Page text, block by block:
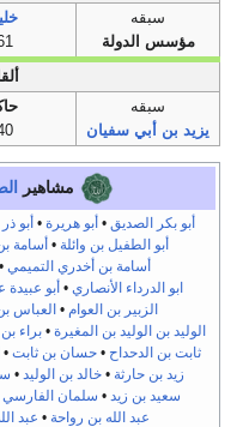
سبقه
مؤسس الدولة
680
سبقه
يزيد بن أبي سفيان
656
مشاهير
أبو بكر الصديق •أبو هريرة •أبو
أبو الطفيل بن وائلة • أسامة
أسامة بن أخدري التميمي
ابو الدرداء الأنصاري •أبو عبيدة
الزبير بن العوام •العباس
الوليد بن الوليد بن المغيرة • براء
ثابت بن الدحداح • حسان بن ثابت •
زيد بن حارثة •خالد بن الوليد •
سعيد بن زيد • سلمان الفارسي
عبد الله بن رواحة • عبد